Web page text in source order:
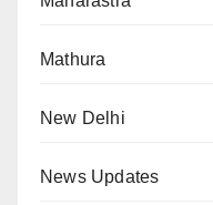
Mathura
New Delhi
News Updates